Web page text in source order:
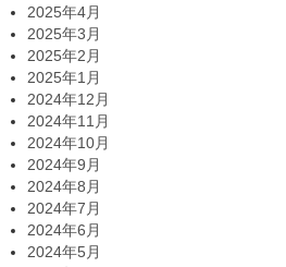
2025年4月
2025年3月
2025年2月
2025年1月
2024年12月
2024年11月
2024年10月
2024年9月
2024年8月
2024年7月
2024年6月
2024年5月